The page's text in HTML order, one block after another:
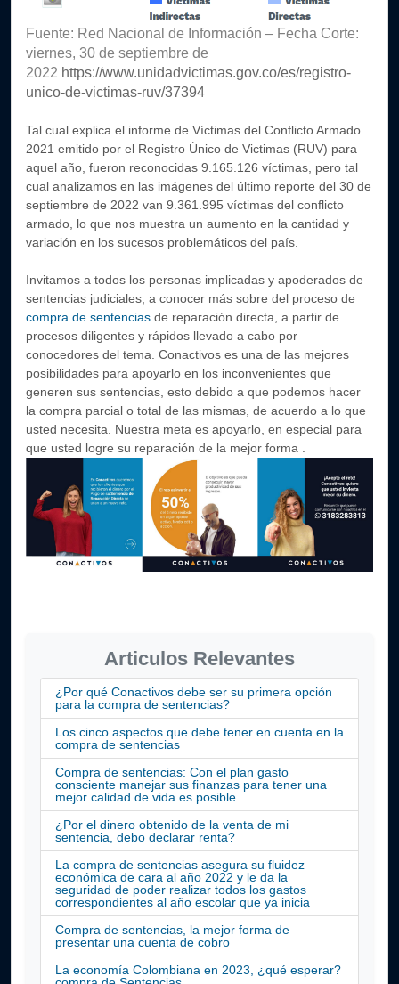
Fuente: Red Nacional de Información – Fecha Corte:
viernes, 30 de septiembre de
2022 https://www.unidadvictimas.gov.co/es/registro-
unico-de-victimas-ruv/37394
Tal cual explica el informe de Víctimas del Conflicto Armado
2021 emitido por el Registro Único de Victimas (RUV) para
aquel año, fueron reconocidas 9.165.126 víctimas, pero tal
cual analizamos en las imágenes del último reporte del 30 de
septiembre de 2022 van 9.361.995 víctimas del conflicto
armado, lo que nos muestra un aumento en la cantidad y
variación en los sucesos problemáticos del país.
Invitamos a todos los personas implicadas y apoderados de
sentencias judiciales, a conocer más sobre del proceso de
compra de sentencias de reparación directa, a partir de
procesos diligentes y rápidos llevado a cabo por
conocedores del tema. Conactivos es una de las mejores
posibilidades para apoyarlo en los inconvenientes que
generen sus sentencias, esto debido a que podemos hacer
la compra parcial o total de las mismas, de acuerdo a lo que
usted necesita. Nuestra meta es apoyarlo, en especial para
que usted logre su reparación de la mejor forma .
Articulos Relevantes
¿Por qué Conactivos debe ser su primera opción
para la compra de sentencias?
Los cinco aspectos que debe tener en cuenta en la
compra de sentencias
Compra de sentencias: Con el plan gasto
consciente manejar sus finanzas para tener una
mejor calidad de vida es posible
¿Por el dinero obtenido de la venta de mi
sentencia, debo declarar renta?
La compra de sentencias asegura su fluidez
económica de cara al año 2022 y le da la
seguridad de poder realizar todos los gastos
correspondientes al año escolar que ya inicia
Compra de sentencias, la mejor forma de
presentar una cuenta de cobro
La economía Colombiana en 2023, ¿qué esperar?